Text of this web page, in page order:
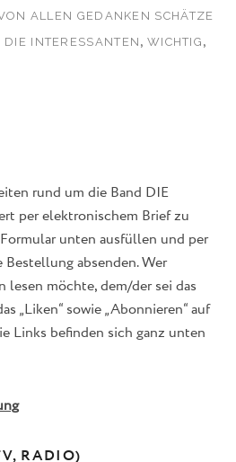
ALLEN GEDANKEN SCHÄTZE
INTERESSANTEN , WICHTIG ,
rund um die Band DIE
per elektronischem Brief zu
unten ausfüllen und per
absenden. Wer
lesen möchte, dem/der sei das
„Liken“ sowie „Abonnieren“ auf
Links befinden sich ganz unten
RADIO)